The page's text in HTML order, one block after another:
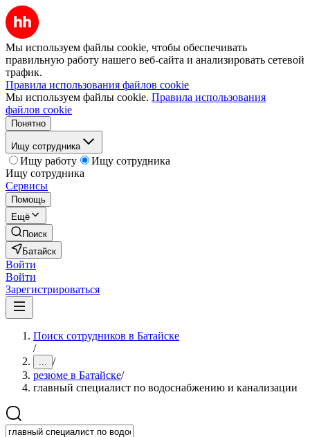
Мы используем файлы cookie, чтобы обеспечивать
правильную работу нашего веб-сайта и анализировать сетевой
трафик.
Правила использования файлов cookie
Мы используем файлы cookie. Правила использования
файлов cookie
Понятно
Ищу сотрудника
Ищу работу
Ищу сотрудника
Ищу сотрудника
Сервисы
Помощь
Ещё
Поиск
Батайск
Войти
Войти
Зарегистрироваться
Поиск сотрудников в Батайске
/
... /
резюме в Батайске/
главный специалист по водоснабжению и канализации